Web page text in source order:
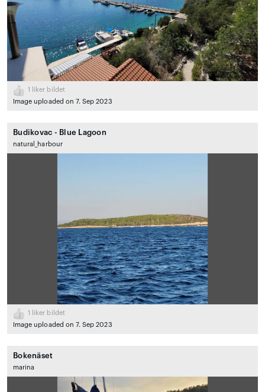
1
liker bildet
Image uploaded on 7. Sep 2023
Budikovac - Blue Lagoon
natural_harbour
1
liker bildet
Image uploaded on 7. Sep 2023
Bokenäset
marina